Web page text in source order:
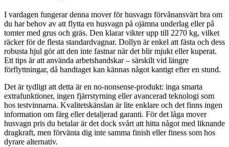
I vardagen fungerar denna mover för husvagn förvånansvärt bra om
du har behov av att flytta en husvagn på ojämna underlag eller på
tomter med grus och gräs. Den klarar vikter upp till 2270 kg, vilket
räcker för de flesta standardvagnar. Dollyn är enkel att fästa och dess
robusta hjul gör att den inte fastnar när det blir mjukt eller kuperat.
Ett tips är att använda arbetshandskar – särskilt vid längre
förflyttningar, då handtaget kan kännas något kantigt efter en stund.
Det är tydligt att detta är en no-nonsense-produkt: inga smarta
extrafunktioner, ingen fjärrstyrning eller avancerad teknologi som
hos testvinnarna. Kvalitetskänslan är lite enklare och det finns ingen
information om färg eller detaljerad garanti. För det låga mover
husvagn pris du betalar är det dock svårt att hitta något med liknande
dragkraft, men förvänta dig inte samma finish eller finess som hos
dyrare alternativ.